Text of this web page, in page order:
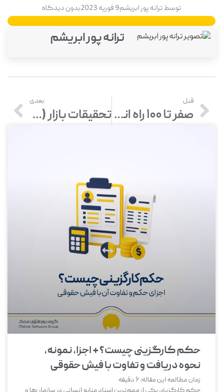
توسطترانه پور ابریشم9 فوریه 2023 بدون دیدگاه
ترانه پور ابریشم
قبل
صفر تا 100 راه اندازی تعویض روغنی
بعدی
تحقیقات بازار (Market research) چیست؟ راهنمای گام‌به‌گام تحقیقات بازار
حکم کارگزینی چیست؟ + اجزا، نمونه،
نحوه دریافت و تفاوت با فیش حقوقی
زمان مطالعه این مقاله:6 دقیقه